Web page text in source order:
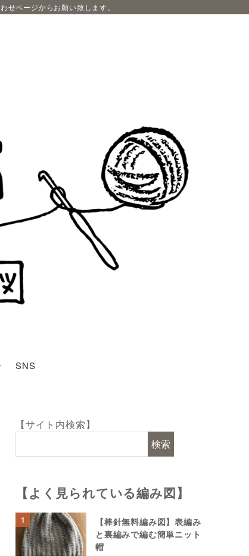
ページからお願い致します。
SNS
【サイト内検索】
検索
【よく見られている編み図】
1
【棒針無料編み図】表編み
と裏編みで編む簡単ニット
帽